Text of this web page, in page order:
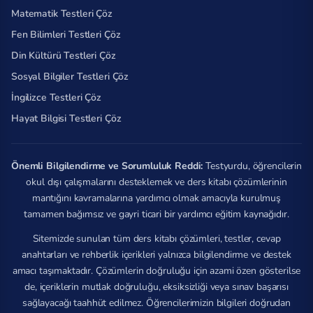
Matematik Testleri Çöz
Fen Bilimleri Testleri Çöz
Din Kültürü Testleri Çöz
Sosyal Bilgiler Testleri Çöz
İngilizce Testleri Çöz
Hayat Bilgisi Testleri Çöz
Önemli Bilgilendirme ve Sorumluluk Reddi: Testyurdu, öğrencilerin
okul dışı çalışmalarını desteklemek ve ders kitabı çözümlerinin
mantığını kavramalarına yardımcı olmak amacıyla kurulmuş
tamamen bağımsız ve gayri ticari bir yardımcı eğitim kaynağıdır.
Sitemizde sunulan tüm ders kitabı çözümleri, testler, cevap
anahtarları ve rehberlik içerikleri yalnızca bilgilendirme ve destek
amacı taşımaktadır. Çözümlerin doğruluğu için azami özen gösterilse
de, içeriklerin mutlak doğruluğu, eksiksizliği veya sınav başarısı
sağlayacağı taahhüt edilmez. Öğrencilerimizin bilgileri doğrudan